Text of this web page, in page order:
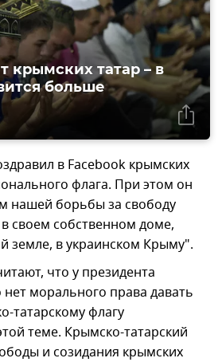
крымских татар – в
больше
в Facebook крымских
флага. При этом он
нашей борьбы за свободу
своем собственном доме,
земле, в украинском Крыму".
что у президента
морального права давать
татарскому флагу
теме. Крымско-татарский
и созидания крымских